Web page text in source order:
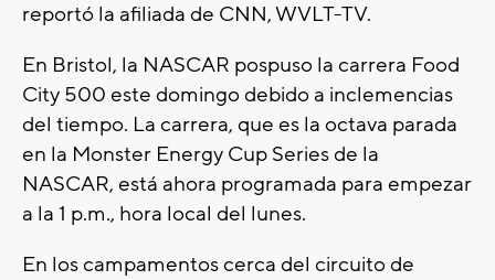
reportó la afiliada de CNN, WVLT-TV.
En Bristol, la NASCAR pospuso la carrera Food
City 500 este domingo debido a inclemencias
del tiempo. La carrera, que es la octava parada
en la Monster Energy Cup Series de la
NASCAR, está ahora programada para empezar
a la 1 p.m., hora local del lunes.
En los campamentos cerca del circuito de